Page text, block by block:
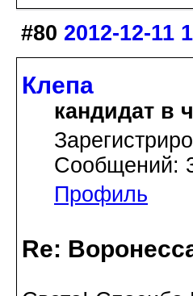
#80 2012-12-11
Клепа
кандидат в
Сообщений:
Профиль
Re: